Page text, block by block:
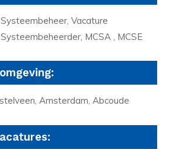
Vacature
MCSA , MCSE
Amsterdam, Abcoude